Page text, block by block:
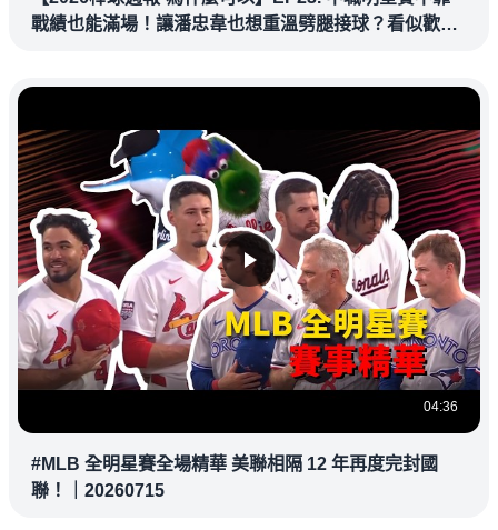
戰績也能滿場！讓潘忠韋也想重溫劈腿接球？看似歡樂
04:36
#MLB 全明星賽全場精華 美聯相隔 12 年再度完封國
聯！｜20260715